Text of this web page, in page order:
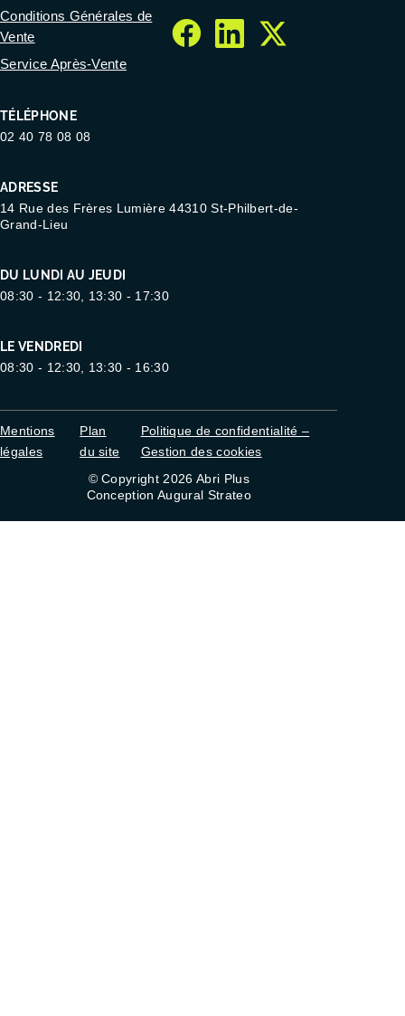
TÉLÉPHONE
02 40 78 08 08
ADRESSE
14 Rue des Frères Lumière 44310 St-Philbert-de-
Grand-Lieu
DU LUNDI AU JEUDI
08:30 - 12:30, 13:30 - 17:30
LE VENDREDI
08:30 - 12:30, 13:30 - 16:30
Conditions Générales de
Vente
Service Après-Vente
facebook
linkedin
twitter
Mentions
légales
Plan
du site
Politique de confidentialité –
Gestion des cookies
© Copyright 2026 Abri Plus
Conception Augural Strateo